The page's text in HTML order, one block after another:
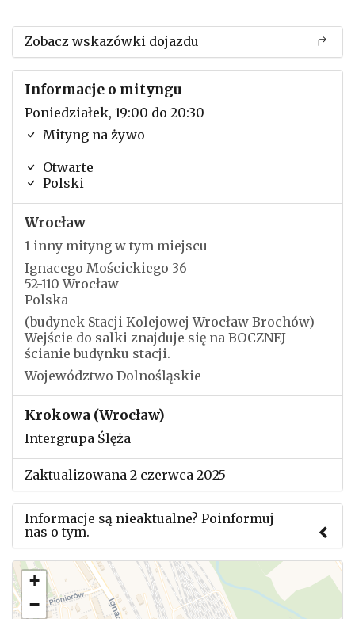
Zobacz wskazówki dojazdu
Informacje o mityngu
Poniedziałek, 19:00 do 20:30
Mityng na żywo
Otwarte
Polski
Wrocław
1 inny mityng w tym miejscu
Ignacego Mościckiego 36
52-110 Wrocław
Polska
(budynek Stacji Kolejowej Wrocław Brochów)
Wejście do salki znajduje się na BOCZNEJ
ścianie budynku stacji.
Województwo Dolnośląskie
Krokowa (Wrocław)
Intergrupa Ślęża
Zaktualizowana 2 czerwca 2025
Informacje są nieaktualne? Poinformuj
nas o tym.
Użyj tego formularza aby przesłać informację o
zmianach w powyższym mityngu.
+
−